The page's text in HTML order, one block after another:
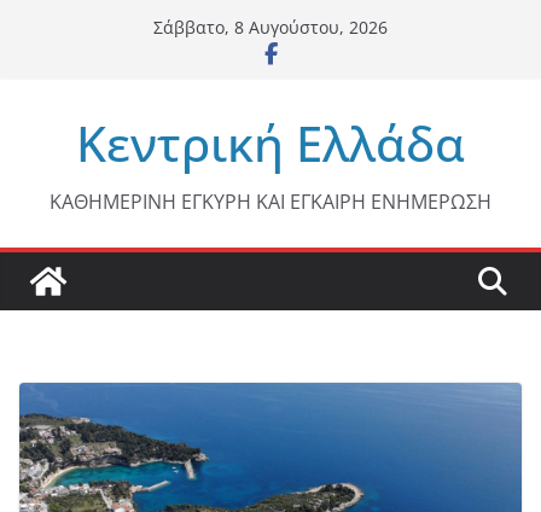
Σάββατο, 8 Αυγούστου, 2026
Κεντρική Ελλάδα
ΚΑΘΗΜΕΡΙΝΗ ΕΓΚΥΡΗ ΚΑΙ ΕΓΚΑΙΡΗ ΕΝΗΜΕΡΩΣΗ